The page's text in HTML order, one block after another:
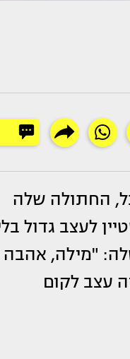
החתולה שלה
לעצב גדול
"מילה, אהבה
איזה עצב לקום